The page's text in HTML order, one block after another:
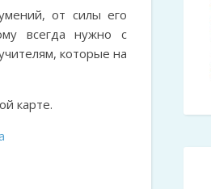
от силы его
всегда нужно с
которые на
карте.